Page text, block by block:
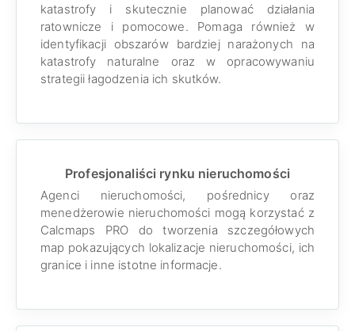
katastrofy i skutecznie planować działania
ratownicze i pomocowe. Pomaga również w
identyfikacji obszarów bardziej narażonych na
katastrofy naturalne oraz w opracowywaniu
strategii łagodzenia ich skutków.
Profesjonaliści rynku nieruchomości
Agenci nieruchomości, pośrednicy oraz
menedżerowie nieruchomości mogą korzystać z
Calcmaps PRO do tworzenia szczegółowych
map pokazujących lokalizacje nieruchomości, ich
granice i inne istotne informacje.